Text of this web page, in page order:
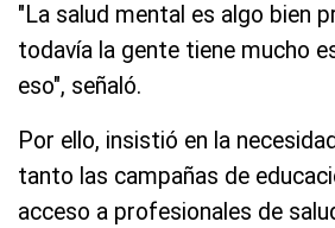
"La salud mental es algo bien
todavía la gente tiene mucho
eso", señaló.
Por ello, insistió en la
tanto las campañas de
acceso a profesionales de